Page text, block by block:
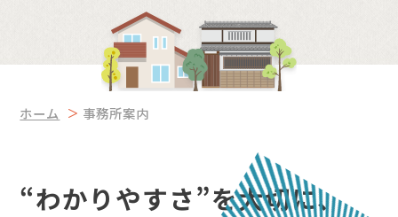
ホーム 事務所案内
“わかりやすさ”を大切に、